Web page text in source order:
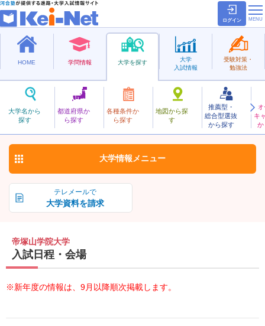
ログイン
HOME 学問情報 大学を探す
大学名から
探す
都道府県か
ら探す
各種条件か
ら探す
地図から探
す
推薦型・
総合型選抜
から探す
キ
か
大学
入試情報
受験対策・
勉強法
私立
てづかやまがくいん
帝塚山学院大学 お気に入り
テレメールで
大学資料を請求
大学情報 メニュー
帝塚山学院大学
入試日程・会場
※新年度の情報は、9月以降順次掲載します。